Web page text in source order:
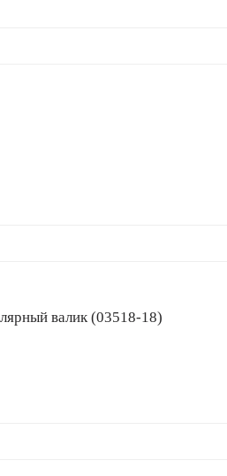
валик (03518-18)